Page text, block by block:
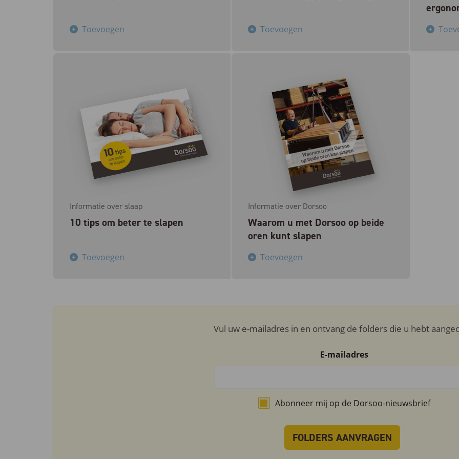
Toevoegen Toevoegen
Informatie over slaap
10 tips om beter te slapen
Toevoegen
Informatie over Dorsoo
Waarom u met Dorsoo op beide
oren kunt slapen
Toevoegen
Vul uw e-mailadres in en ontvang de folders die u hebt
E-mailadres
Abonneer mij op de Dorsoo-nieuwsbrief
FOLDERS AANVRAGEN